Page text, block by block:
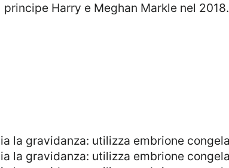
Harry e Meghan Markle nel 2018.